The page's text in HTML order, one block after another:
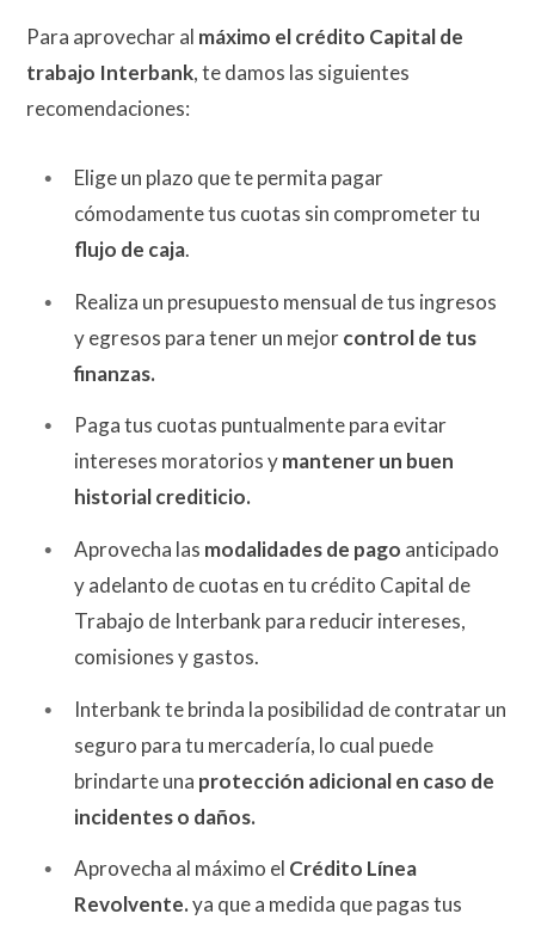
Para aprovechar al máximo el crédito Capital de
trabajo Interbank, te damos las siguientes
recomendaciones:
Elige un plazo que te permita pagar
cómodamente tus cuotas sin comprometer tu
flujo de caja.
Realiza un presupuesto mensual de tus ingresos
y egresos para tener un mejorcontrol de tus
finanzas.
Paga tus cuotas puntualmente para evitar
intereses moratorios ymantener un buen
historial crediticio.
Aprovecha las modalidades de pago anticipado
y adelanto de cuotas en tu crédito Capital de
Trabajo de Interbank para reducir intereses,
comisiones y gastos.
Interbank te brinda la posibilidad de contratar un
seguro para tu mercadería, lo cual puede
brindarte una protección adicional en caso de
incidentes o daños.
Aprovecha al máximo el Crédito Línea
Revolvente.ya que a medida que pagas tus